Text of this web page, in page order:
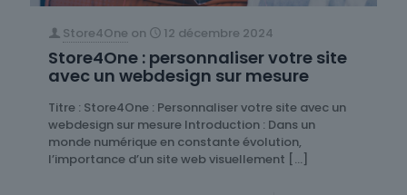
Store4One on 12 décembre 2024
Store4One : personnaliser votre site
avec un webdesign sur mesure
Titre : Store4One : Personnaliser votre site avec un
webdesign sur mesure Introduction : Dans un
monde numérique en constante évolution,
l’importance d’un site web visuellement […]